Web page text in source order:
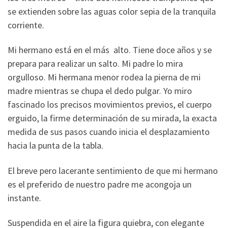
se extienden sobre las aguas color sepia de la tranquila
corriente.
Mi hermano está en el más alto. Tiene doce años y se
prepara para realizar un salto. Mi padre lo mira
orgulloso. Mi hermana menor rodea la pierna de mi
madre mientras se chupa el dedo pulgar. Yo miro
fascinado los precisos movimientos previos, el cuerpo
erguido, la firme determinación de su mirada, la exacta
medida de sus pasos cuando inicia el desplazamiento
hacia la punta de la tabla.
El breve pero lacerante sentimiento de que mi hermano
es el preferido de nuestro padre me acongoja un
instante.
Suspendida en el aire la figura quiebra, con elegante